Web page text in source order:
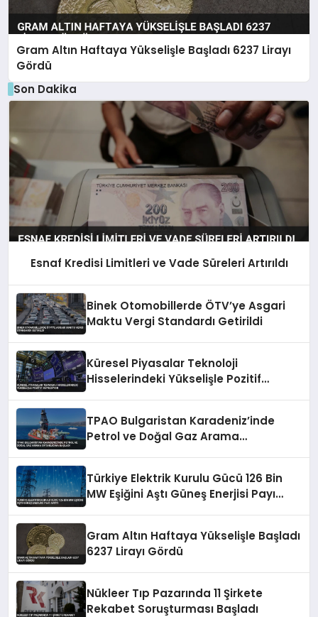
Gram Altın Haftaya Yükselişle Başladı 6237 Lirayı
Gördü
Son Dakika
Esnaf Kredisi Limitleri ve Vade Süreleri Artırıldı
Binek Otomobillerde ÖTV’ye Asgari
Maktu Vergi Standardı Getirildi
Küresel Piyasalar Teknoloji
Hisselerindeki Yükselişle Pozitif
TPAO Bulgaristan Karadeniz’inde
Petrol ve Doğal Gaz Arama
Türkiye Elektrik Kurulu Gücü 126 Bin
MW Eşiğini Aştı Güneş Enerjisi Payı
Gram Altın Haftaya Yükselişle Başladı
6237 Lirayı Gördü
Nükleer Tıp Pazarında 11 Şirkete
Rekabet Soruşturması Başladı